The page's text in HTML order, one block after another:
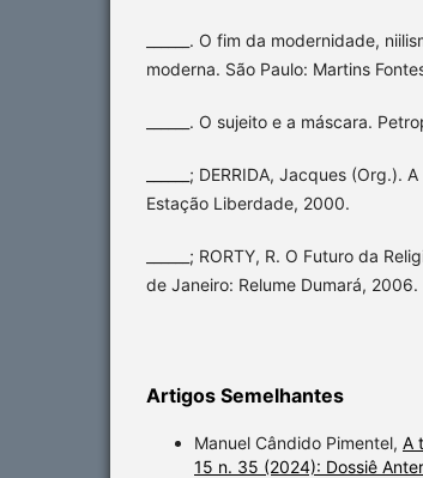
______. O fim da modernidade,
moderna. São Paulo: Martins
______. O sujeito e a máscara.
______; DERRIDA, Jacques
Estação Liberdade, 2000.
______; RORTY, R. O Futuro da
de Janeiro: Relume Dumará, 2006.
Artigos Semelhantes
Manuel Cândido Pimentel, A
15 n. 35 (2024): Dossiê